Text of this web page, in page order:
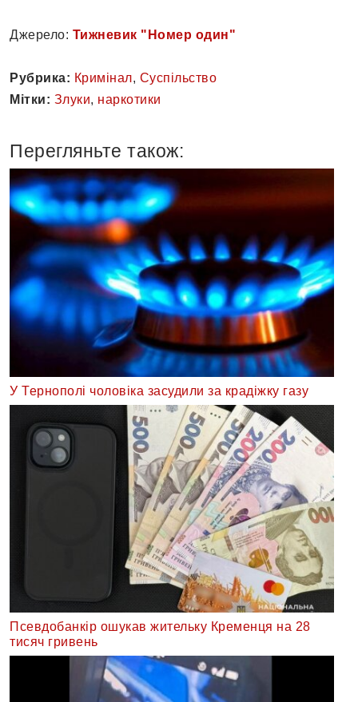
Джерело: Тижневик "Номер один"
Рубрика: Кримінал, Суспільство
Мітки: Злуки, наркотики
Перегляньте також:
У Тернополі чоловіка засудили за крадіжку газу
Псевдобанкір ошукав жительку Кременця на 28
тисяч гривень